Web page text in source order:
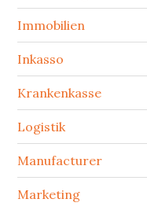
Immobilien
Inkasso
Krankenkasse
Logistik
Manufacturer
Marketing